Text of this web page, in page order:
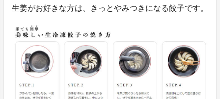
生姜がお好きな方は、きっとやみつきになる餃子です。